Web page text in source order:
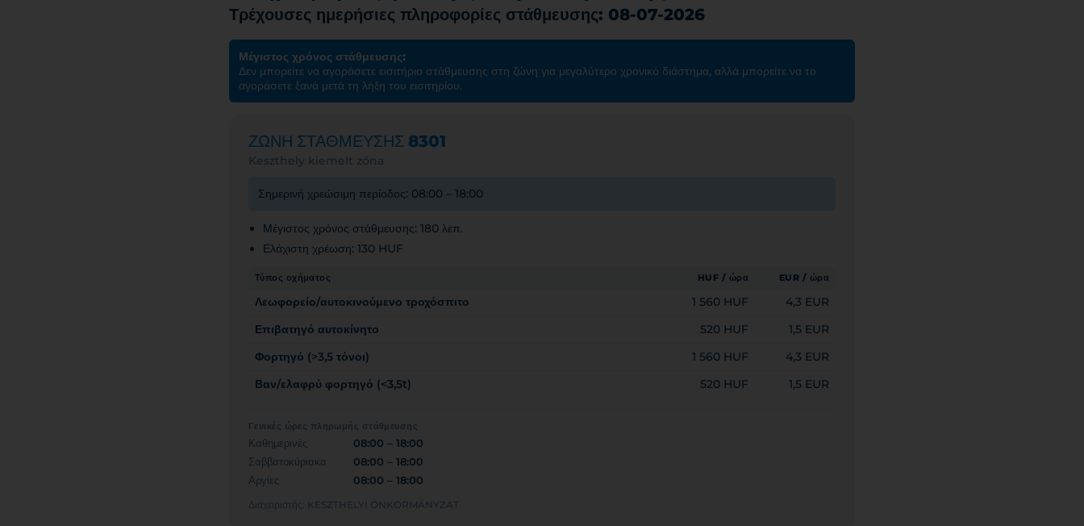
Τρέχουσες ημερήσιες πληροφορίες στάθμευσης: 08-07-2026
Μέγιστος χρόνος στάθμευσης:
Δεν μπορείτε να αγοράσετε εισιτήριο στάθμευσης στη ζώνη για μεγαλύτερο χρονικό διάστημα, αλλά μπορείτε να το
αγοράσετε ξανά μετά τη λήξη του εισιτηρίου.
ΖΩΝΗ ΣΤΑΘΜΕΥΣΗΣ 8301
Keszthely kiemelt zóna
Σημερινή χρεώσιμη περίοδος: 08:00 – 18:00
Μέγιστος χρόνος στάθμευσης: 180 λεπ.
Ελάχιστη χρέωση: 130 HUF
Τύπος οχήματος HUF / ώρα EUR / ώρα
Λεωφορείο/αυτοκινούμενο τροχόσπιτο 1 560 HUF
4,3 EUR
Επιβατηγό αυτοκίνητο
520 HUF
1,5 EUR
Φορτηγό (>3,5 τόνοι)
1 560 HUF
4,3 EUR
Βαν/ελαφρύ φορτηγό (<3,5t)
520 HUF 1,5 EUR
Γενικές ώρες πληρωμής στάθμευσης
Καθημερινές
08:00 – 18:00
Σαββατοκύριακα
08:00 – 18:00
Αργίες
08:00 – 18:00
Διαχειριστής: KESZTHELYI ÖNKORMÁNYZAT